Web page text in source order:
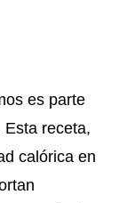
es parte
receta,
calórica en